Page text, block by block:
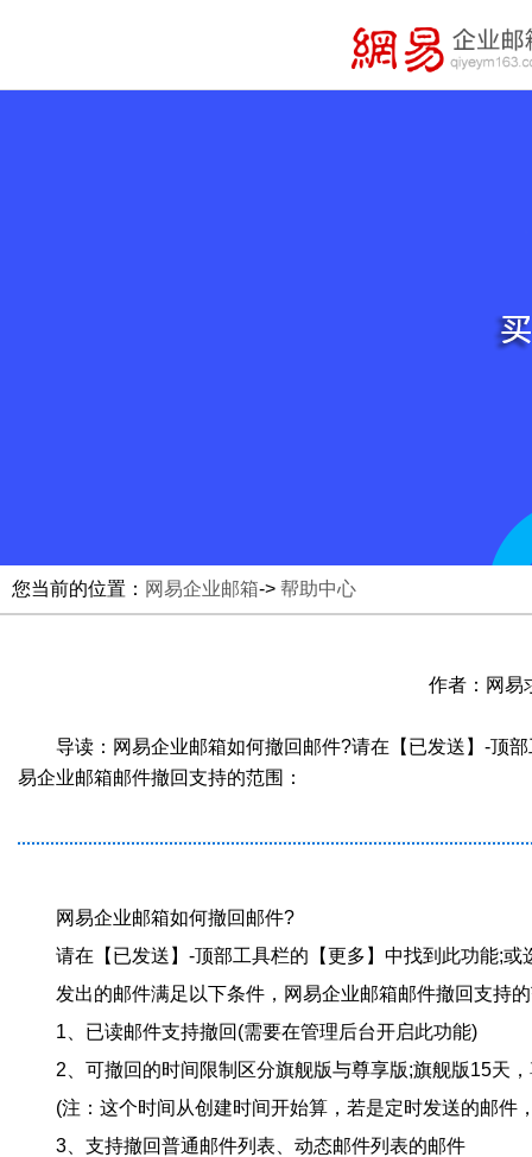
您当前的位置： 网易企业邮箱-> 帮助中心
作者：网
导读：网易企业邮箱如何撤回邮件?请在【已发送】-顶
易企业邮箱邮件撤回支持的范围：
网易企业邮箱如何撤回邮件?
请在【已发送】-顶部工具栏的【更多】中找到此功能;或
发出的邮件满足以下条件，网易企业邮箱邮件撤回支持
1、已读邮件支持撤回(需要在管理后台开启此功能)
2、可撤回的时间限制区分旗舰版与尊享版;旗舰版15天
(注：这个时间从创建时间开始算，若是定时发送的邮件
3、支持撤回普通邮件列表、动态邮件列表的邮件